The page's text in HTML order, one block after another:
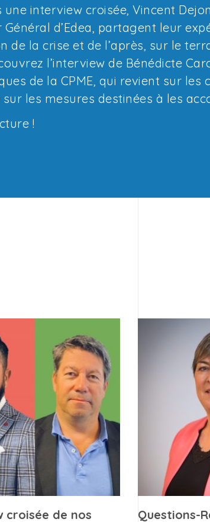
interview croisée, Vincent
Général d’Edea, partagent leur
de la crise et de l’après, sur le
l’interview de Bénédicte
de la CPME, qui revient sur les
les mesures destinées à les
!
croisée de nos
Questions-